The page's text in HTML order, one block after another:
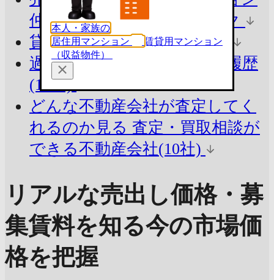
仲介と買取の違いをチェック
貸したらいくら？参考賃料
過去の賃料を知る
賃貸掲載履歴
(19件)
どんな不動産会社が査定してく
れるのか見る 査定・買取相談が
できる不動産会社(10社)
リアルな売出し価格・募
集賃料を知る今の市場価
格を把握
本人・家族の
居住用マンション
賃貸用マンション
（収益物件）